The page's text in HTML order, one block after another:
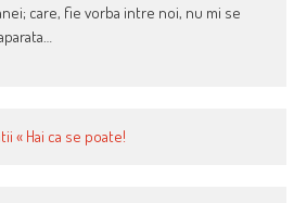
care, fie vorba intre noi, nu mi se
« Hai ca se poate!